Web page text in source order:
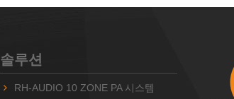
솔루션
RH-AUDIO 10 ZONE PA 시스템